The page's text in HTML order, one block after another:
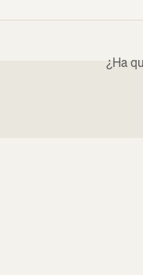
¿Ha